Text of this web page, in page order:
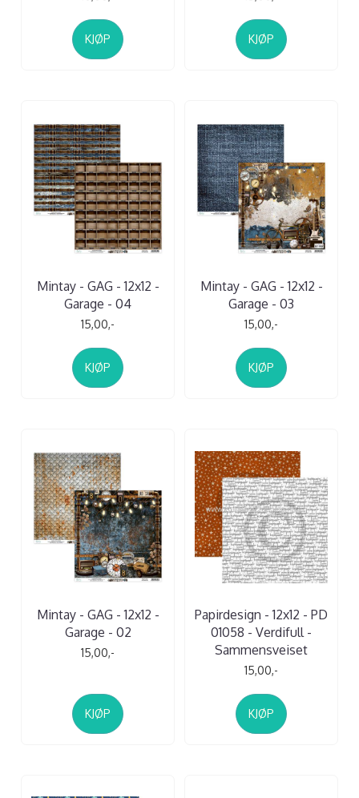
KJØP KJØP
Mintay - GAG - 12x12 -
Garage - 04
15,00,-
KJØP
Mintay - GAG - 12x12 -
Garage - 03
15,00,-
KJØP
Mintay - GAG - 12x12 -
Garage - 02
15,00,-
KJØP
Papirdesign - 12x12 - PD
01058 - Verdifull -
Sammensveiset
15,00,-
KJØP